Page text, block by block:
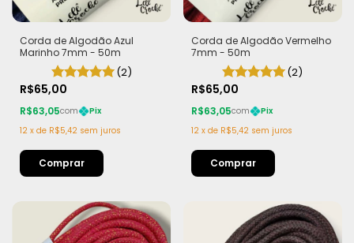
Corda de Algodão Azul
Marinho 7mm - 50m
(2)
R$65,00
R$63,05com
Pix
12 x de R$5,42 sem juros
Corda de Algodão Vermelho
7mm - 50m
(2)
R$65,00
R$63,05com
Pix
12 x de R$5,42 sem juros